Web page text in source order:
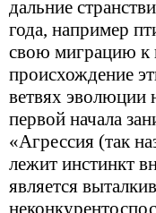
дальние
года, например
свою миграцию к
происхождение
ветвях эволюции
первой начала
«Агрессия (так
лежит инстинкт
является